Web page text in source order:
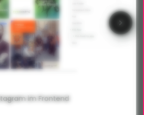
im Frontend